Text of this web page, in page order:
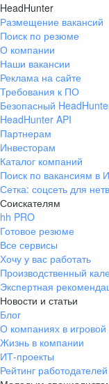
HeadHunter
Размещение вакансий
Поиск по резюме
О компании
Наши вакансии
Реклама на сайте
Требования к ПО
Безопасный
HeadHunter API
Партнерам
Инвесторам
Каталог компаний
Поиск по вакансиям в
Сетка: соцсеть для
Соискателям
hh PRO
Готовое резюме
Все сервисы
Хочу у вас работать
Производственный
Экспертная
Новости и статьи
Блог
О компаниях в
Жизнь в компании
ИТ-проекты
Рейтинг